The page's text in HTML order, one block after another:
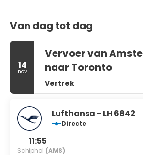
Van dag tot dag
14
nov
Vervoer van
naar Toronto
Vertrek
Lufthansa - LH 6842
Directe
11:55
Schiphol (AMS)